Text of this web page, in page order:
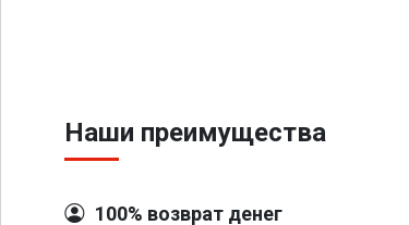
Наши преимущества
100% возврат денег